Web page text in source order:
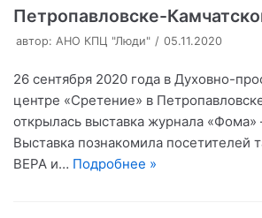
Петропавловске-
автор: АНО КПЦ "Люди" 05.11.2020
26 сентября 2020 года в Духовно-
центре «Сретение» в
открылась выставка журнала
Выставка познакомила посетителей
ВЕРА и… Подробнее »